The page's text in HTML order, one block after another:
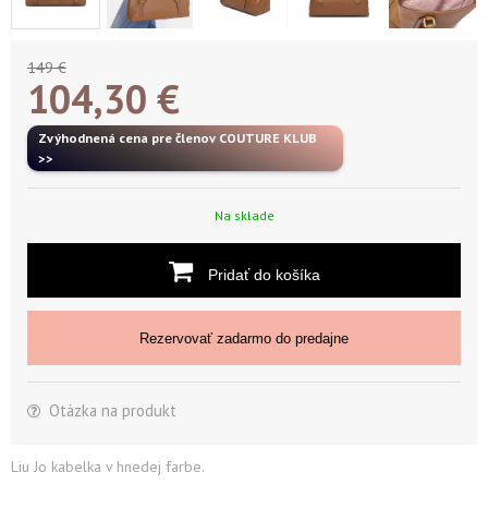
149 €
104,30 €
Zvýhodnená cena pre členov COUTURE KLUB
>>
Na sklade
Pridať do košíka
Rezervovať zadarmo do predajne
Otázka na produkt
Liu Jo kabelka v hnedej farbe.